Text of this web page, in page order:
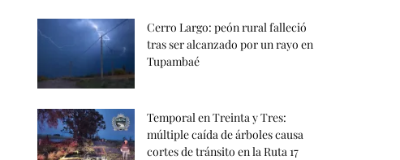
Cerro Largo: peón rural falleció
tras ser alcanzado por un rayo en
Tupambaé
Temporal en Treinta y Tres:
múltiple caída de árboles causa
cortes de tránsito en la Ruta 17